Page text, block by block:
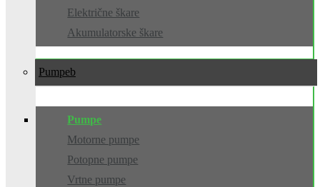
Električne škare
Akumulatorske škare
Pumpe
Pumpe
Motorne pumpe
Potopne pumpe
Vrtne pumpe